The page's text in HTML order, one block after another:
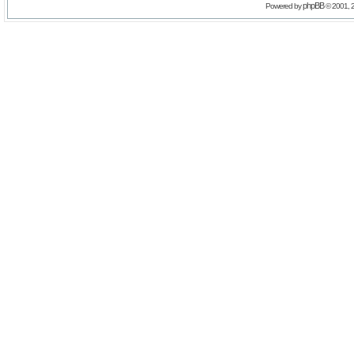
Powered byphpBB© 2001,